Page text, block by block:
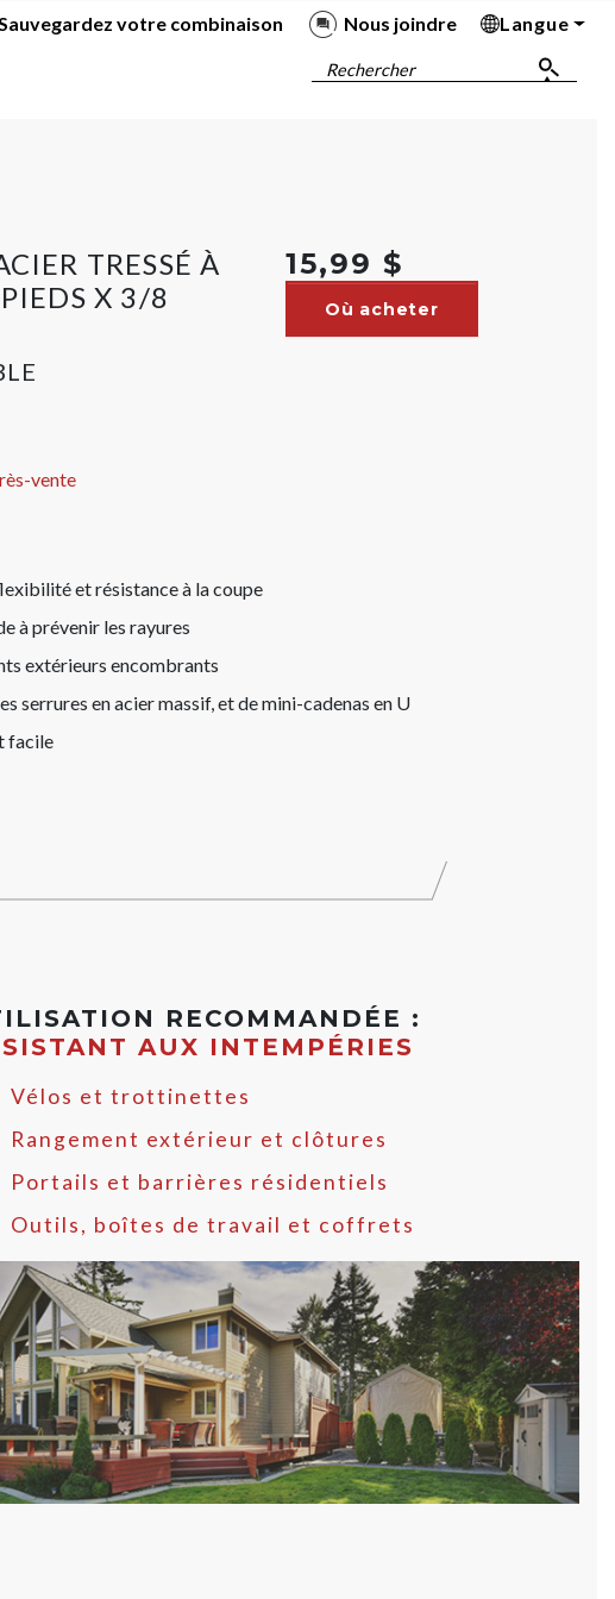
votre combinaison Nous joindre
Langue
Rechercher
TRESSÉ À
X 3/8
vente
15,99 $
Où acheter
et résistance à la coupe
à prévenir les rayures
extérieurs encombrants
serrures en acier massif, et de mini-cadenas en U
facile
RECOMMANDÉE :
AUX INTEMPÉRIES
Vélos et trottinettes
Rangement extérieur et clôtures
Portails et barrières résidentiels
Outils, boîtes de travail et coffrets